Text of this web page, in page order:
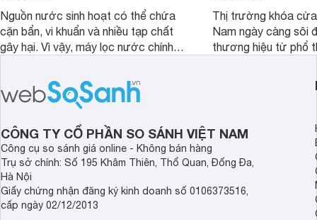
Nguồn nước sinh hoạt có thể chứa
cặn bẩn, vi khuẩn và nhiều tạp chất
gây hại. Vì vậy, máy lọc nước chính
sức khỏe và đảm bảo nguồn nước
sạch cho cả gia đình.
Thị trường khóa
Nam ngày càng sôi
thương hiệu từ phổ
cửa điện tử hãng
sẽ so sánh 5
Demax, Hubert và
CÔNG TY CỔ PHẦN SO SÁNH VIỆT NAM
Công cụ so sánh giá online - Không bán hàng
Trụ sở chính: Số 195 Khâm Thiên, Thổ Quan, Đống Đa,
Hà Nội
Giấy chứng nhận đăng ký kinh doanh số 0106373516,
cấp ngày 02/12/2013